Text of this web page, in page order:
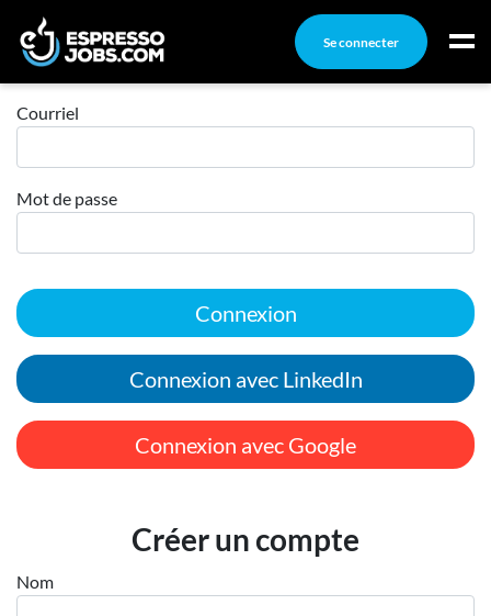
Se connecter
Connexion
Emplois
Ma boîte à outils
Conseils carrière
Nos chroniques
Inscrivez-vous à l'infolettre
Publiez une offre d'emploi
Connexion
Courriel
Mot de passe
Connexion
Connexion avec LinkedIn
Connexion avec Google
Créer un compte
Nom